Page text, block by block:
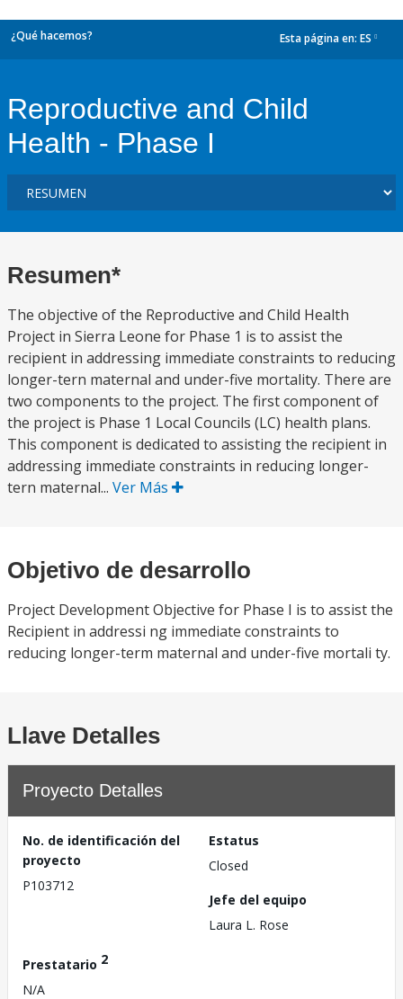
¿Qué hacemos? Esta página en: ES
Reproductive and Child
Health - Phase I
Resumen*
The objective of the Reproductive and Child Health
Project in Sierra Leone for Phase 1 is to assist the
recipient in addressing immediate constraints to reducing
longer-tern maternal and under-five mortality. There are
two components to the project. The first component of
the project is Phase 1 Local Councils (LC) health plans.
This component is dedicated to assisting the recipient in
addressing immediate constraints in reducing longer-
tern maternal... Ver Más
Objetivo de desarrollo
Project Development Objective for Phase I is to assist the
Recipient in addressi ng immediate constraints to
reducing longer-term maternal and under-five mortali ty.
Llave Detalles
Proyecto Detalles
No. de identificación del
proyecto
P103712
Estatus
Closed
Jefe del equipo
Laura L. Rose
Prestatario 2
N/A